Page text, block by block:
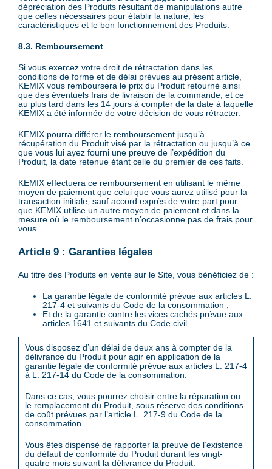
dépréciation des Produits résultant de manipulations autre
que celles nécessaires pour établir la nature, les
caractéristiques et le bon fonctionnement des Produits.
8.3. Remboursement
Si vous exercez votre droit de rétractation dans les
conditions de forme et de délai prévues au présent article,
KEMIX vous remboursera le prix du Produit retourné ainsi
que des éventuels frais de livraison de la commande, et ce
au plus tard dans les 14 jours à compter de la date à laquelle
KEMIX a été informée de votre décision de vous rétracter.
KEMIX pourra différer le remboursement jusqu’à
récupération du Produit visé par la rétractation ou jusqu’à ce
que vous lui ayez fourni une preuve de l’expédition du
Produit, la date retenue étant celle du premier de ces faits.
KEMIX effectuera ce remboursement en utilisant le même
moyen de paiement que celui que vous aurez utilisé pour la
transaction initiale, sauf accord exprès de votre part pour
que KEMIX utilise un autre moyen de paiement et dans la
mesure où le remboursement n’occasionne pas de frais pour
vous.
Article 9 : Garanties légales
Au titre des Produits en vente sur le Site, vous bénéficiez de :
La garantie légale de conformité prévue aux articles L.
217-4 et suivants du Code de la consommation ;
Et de la garantie contre les vices cachés prévue aux
articles 1641 et suivants du Code civil.
Vous disposez d’un délai de deux ans à compter de la
délivrance du Produit pour agir en application de la
garantie légale de conformité prévue aux articles L. 217-4
à L. 217-14 du Code de la consommation.
Dans ce cas, vous pourrez choisir entre la réparation ou
le remplacement du Produit, sous réserve des conditions
de coût prévues par l’article L. 217-9 du Code de la
consommation.
Vous êtes dispensé de rapporter la preuve de l’existence
du défaut de conformité du Produit durant les vingt-
quatre mois suivant la délivrance du Produit.